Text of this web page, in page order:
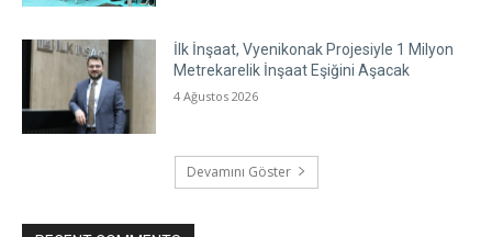
İlk İnşaat, Vyenikonak Projesiyle 1 Milyon
Metrekarelik İnşaat Eşiğini Aşacak
4 Ağustos 2026
Devamını Göster